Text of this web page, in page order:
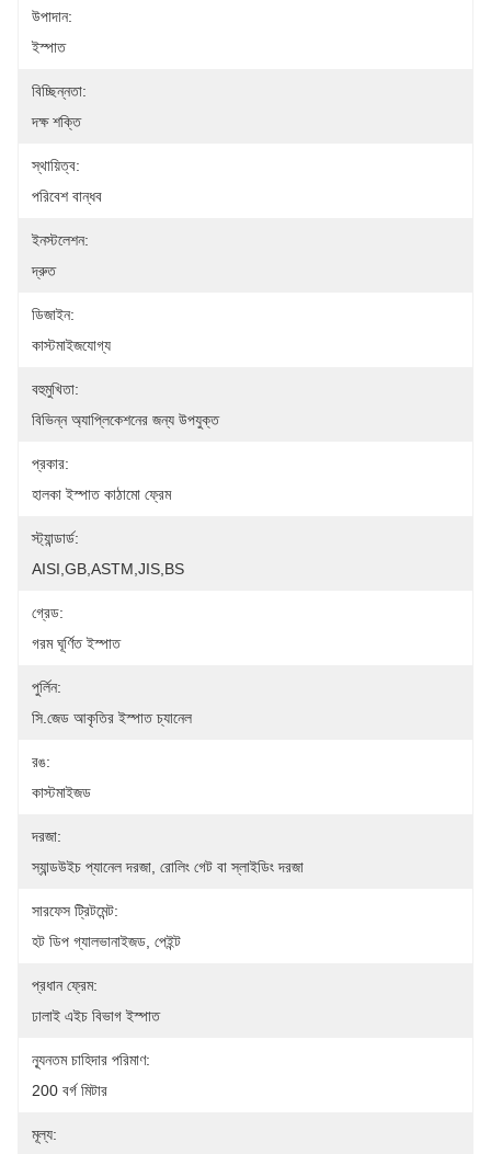
উপাদান:
ইস্পাত
বিচ্ছিন্নতা:
দক্ষ শক্তি
স্থায়িত্ব:
পরিবেশ বান্ধব
ইনস্টলেশন:
দ্রুত
ডিজাইন:
কাস্টমাইজযোগ্য
বহুমুখিতা:
বিভিন্ন অ্যাপ্লিকেশনের জন্য উপযুক্ত
প্রকার:
হালকা ইস্পাত কাঠামো ফ্রেম
স্ট্যান্ডার্ড:
AISI,GB,ASTM,JIS,BS
গ্রেড:
গরম ঘূর্ণিত ইস্পাত
পুর্লিন:
সি.জেড আকৃতির ইস্পাত চ্যানেল
রঙ:
কাস্টমাইজড
দরজা:
স্যান্ডউইচ প্যানেল দরজা, রোলিং গেট বা স্লাইডিং দরজা
সারফেস ট্রিটমেন্ট:
হট ডিপ গ্যালভানাইজড, পেইন্ট
প্রধান ফ্রেম:
ঢালাই এইচ বিভাগ ইস্পাত
ন্যূনতম চাহিদার পরিমাণ:
200 বর্গ মিটার
মূল্য: